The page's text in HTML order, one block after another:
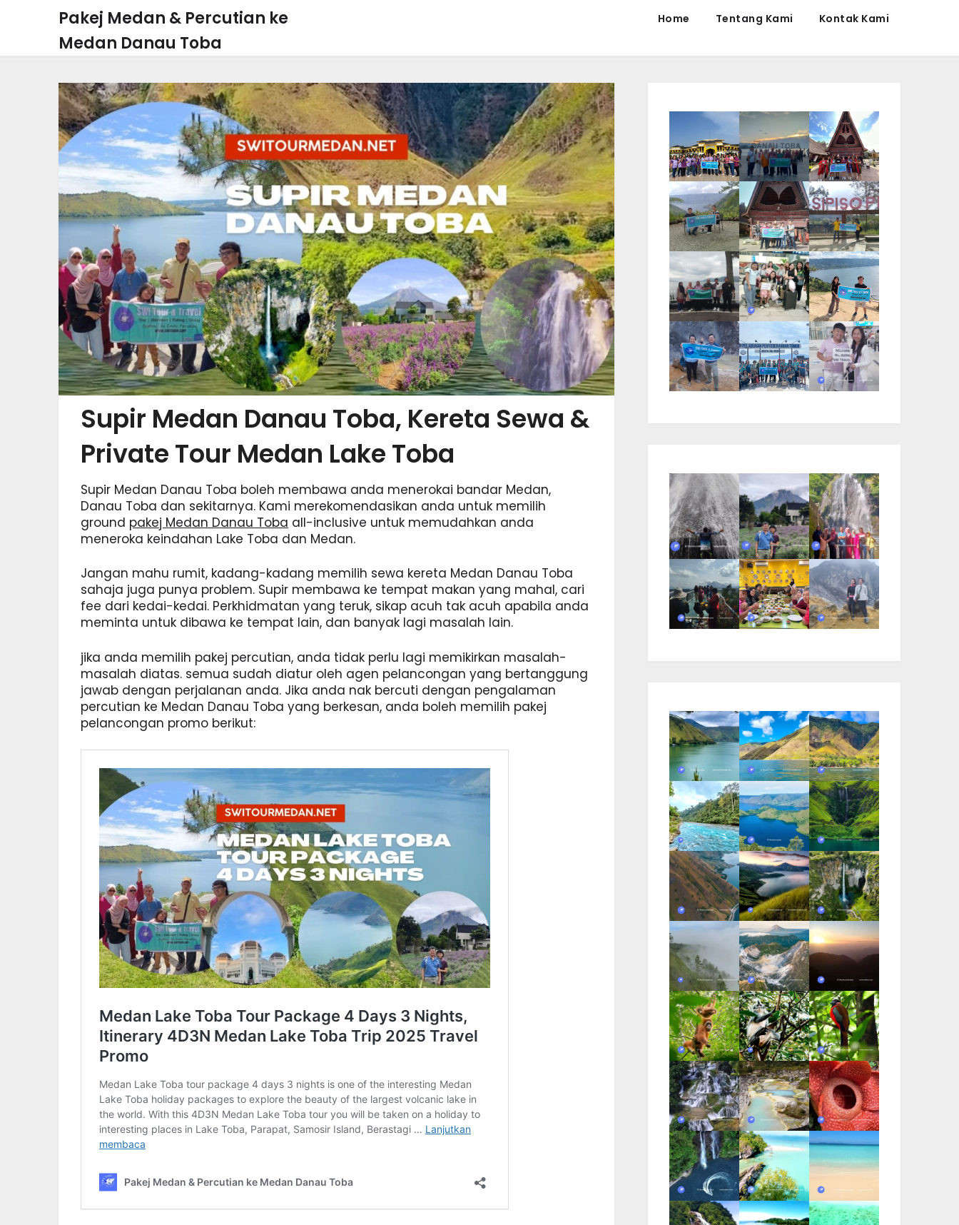
Pakej Medan & Percutian ke
Medan Danau Toba
Home Tentang Kami Kontak Kami
Supir Medan Danau Toba, Kereta Sewa &
Private Tour Medan Lake Toba
Supir Medan Danau Toba boleh membawa anda menerokai bandar Medan,
Danau Toba dan sekitarnya. Kami merekomendasikan anda untuk memilih
ground pakej Medan Danau Toba all-inclusive untuk memudahkan anda
meneroka keindahan Lake Toba dan Medan.
Jangan mahu rumit, kadang-kadang memilih sewa kereta Medan Danau Toba
sahaja juga punya problem. Supir membawa ke tempat makan yang mahal, cari
fee dari kedai-kedai. Perkhidmatan yang teruk, sikap acuh tak acuh apabila anda
meminta untuk dibawa ke tempat lain, dan banyak lagi masalah lain.
jika anda memilih pakej percutian, anda tidak perlu lagi memikirkan masalah-
masalah diatas. semua sudah diatur oleh agen pelancongan yang bertanggung
jawab dengan perjalanan anda. Jika anda nak bercuti dengan pengalaman
percutian ke Medan Danau Toba yang berkesan, anda boleh memilih pakej
pelancongan promo berikut: